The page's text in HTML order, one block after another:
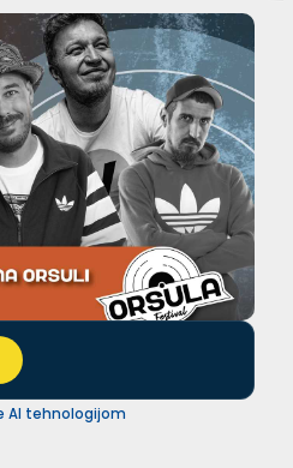
AI tehnologijom